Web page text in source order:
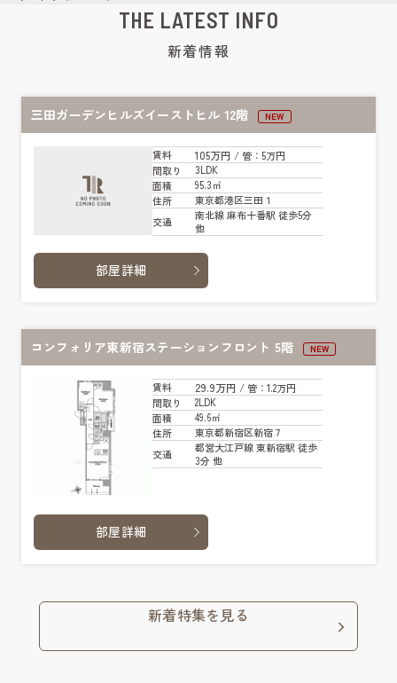
THE LATEST INFO
新着情報
三田ガーデンヒルズイーストヒル 12階 NEW
賃料 105万円 / 管：5万円
間取り
3LDK
面積
95.3㎡
住所
東京都港区三田１
交通
南北線 麻布十番駅 徒歩5分
他
部屋詳細
コンフォリア東新宿ステーションフロント 5階 NEW
賃料 29.9万円 / 管：1.2万円
間取り
2LDK
面積
49.6㎡
住所
東京都新宿区新宿７
交通
都営大江戸線 東新宿駅 徒歩
3分 他
部屋詳細
新着特集を見る